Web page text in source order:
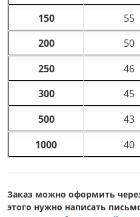
150
55
200
50
250
46
300
45
500
43
1000
40
Заказ можно оформить
этого нужно написать